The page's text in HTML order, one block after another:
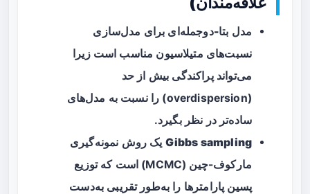
مدل بتا-دوجمله‌ای برای مدل‌سازی
نسبت‌های متیلاسیون مناسب است زیرا
می‌تواند پراکندگی بیش از حد
(overdispersion) را نسبت به مدل‌های
ساده‌تر در نظر بگیرد.
Gibbs sampling یک روش نمونه‌گیری
مارکوف-چین (MCMC) است که توزیع
پسین پارامترها را به‌طور تقریبی به‌دست